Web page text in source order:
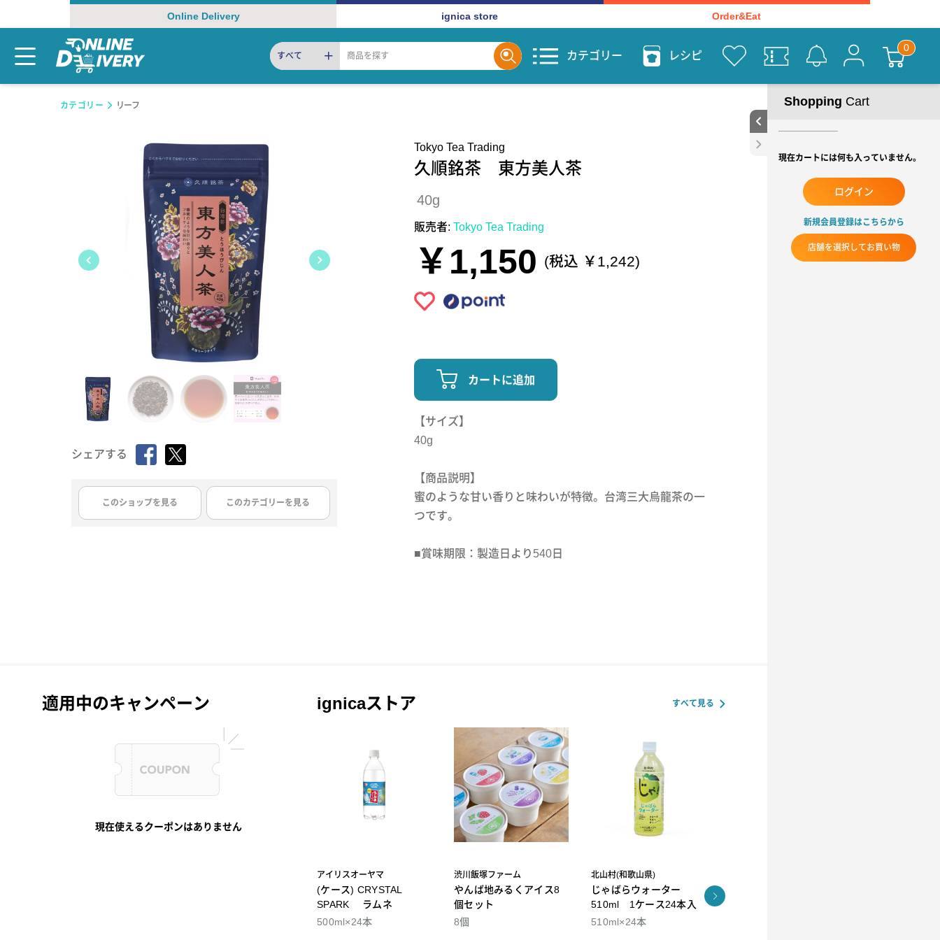
Online Delivery ignica store Order&Eat
すべて カテゴリー レシピ
カテゴリー リーフ
シェアする
このショップを見る このカテゴリーを見る
Tokyo Tea Trading
久順銘茶 東方美人茶
40g
販売者: Tokyo Tea Trading
￥1,150 (税込 ￥1,242)
カートに追加
【サイズ】
40g
【商品説明】
蜜のような甘い香りと味わいが特徴。台湾三大烏龍茶の一
つです。
■賞味期限：製造日より540日
適用中のキャンペーン
現在使えるクーポンはありません
ignicaストア すべて見る
アイリスオーヤマ
(ケース) CRYSTAL
SPARK ラムネ
500ml×24本
渋川飯塚ファーム
やんば地みるくアイス8
個セット
8個
北山村(和歌山県)
じゃばらウォーター
510ml 1ケース24本入
510ml×24本
Shopping Cart
現在カートには何も入っていません。
ログイン
新規会員登録はこちらから
店舗を選択してお買い物